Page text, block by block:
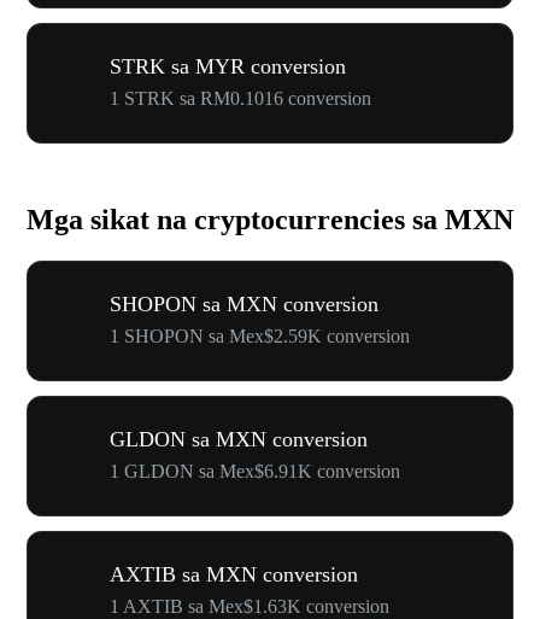
STRK sa MYR conversion
1 STRK sa RM0.1016 conversion
Mga sikat na cryptocurrencies sa MXN
SHOPON sa MXN conversion
1 SHOPON sa Mex$2.59K conversion
GLDON sa MXN conversion
1 GLDON sa Mex$6.91K conversion
AXTIB sa MXN conversion
1 AXTIB sa Mex$1.63K conversion